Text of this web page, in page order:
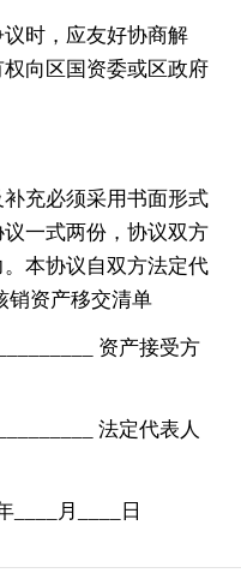
时，应友好协商解
向区国资委或区政府
充必须采用书面形式
一式两份，协议双方
本协议自双方法定代
销资产移交清单
资产接受方
法定代表人
____月____日